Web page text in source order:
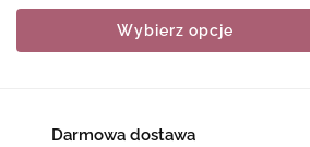
Wybierz opcje
Darmowa dostawa